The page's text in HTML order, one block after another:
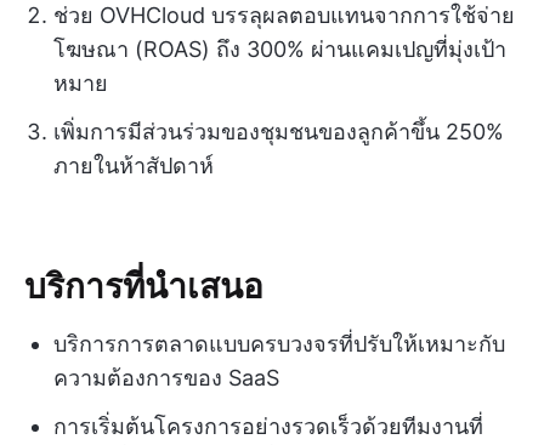
ช่วย OVHCloud บรรลุผลตอบแทนจากการใช้จ่าย
โฆษณา (ROAS) ถึง 300% ผ่านแคมเปญที่มุ่งเป้า
หมาย
เพิ่มการมีส่วนร่วมของชุมชนของลูกค้าขึ้น 250%
ภายในห้าสัปดาห์
บริการที่นำเสนอ
บริการการตลาดแบบครบวงจรที่ปรับให้เหมาะกับ
ความต้องการของ SaaS
การเริ่มต้นโครงการอย่างรวดเร็วด้วยทีมงานที่